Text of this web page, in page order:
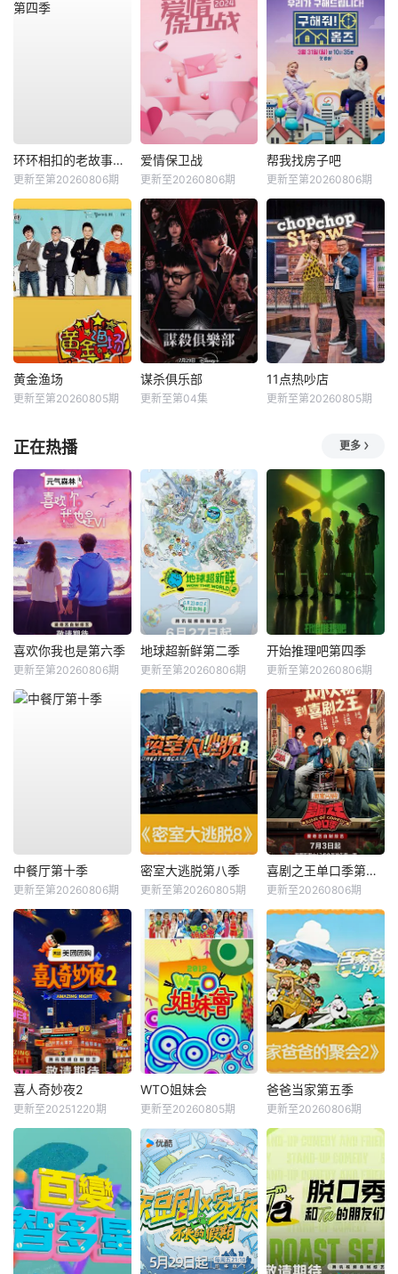
环环相扣的老故事第四季
更新至第20260806期
爱情保卫战
更新至20260806期
帮我找房子吧
更新至第20260806期
黄金渔场
更新至第20260805期
谋杀俱乐部
更新至第04集
11点热吵店
更新至第20260805期
正在热播 更多
喜欢你我也是第六季
更新至第20260806期
地球超新鲜第二季
更新至第20260806期
开始推理吧第四季
更新至第20260806期
中餐厅第十季
更新至第20260806期
密室大逃脱第八季
更新至第20260805期
喜剧之王单口季第三季
更新至20260806期
喜人奇妙夜2
更新至20251220期
WTO姐妹会
更新至20260805期
爸爸当家第五季
更新至20260806期